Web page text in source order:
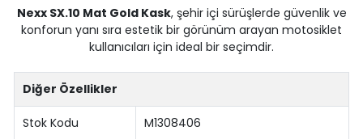
Nexx SX.10 Mat Gold Kask, şehir içi sürüşlerde güvenlik ve
konforun yanı sıra estetik bir görünüm arayan motosiklet
kullanıcıları için ideal bir seçimdir.
Diğer Özellikler
Stok Kodu M1308406